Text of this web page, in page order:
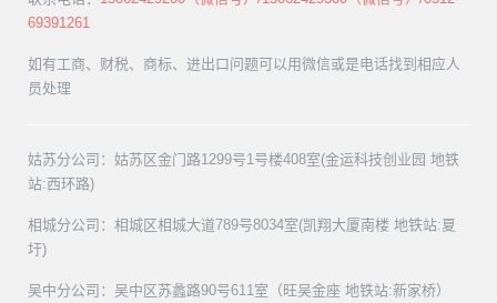
69391261
如有工商、财税、商标、进出口问题可以用微信或是电话找到相应人
员处理
姑苏分公司：姑苏区金门路1299号1号楼408室(金运科技创业园 地铁
站:西环路)
相城分公司：相城区相城大道789号8034室(凯翔大厦南楼 地铁站:夏
圩)
吴中分公司：吴中区苏蠡路90号611室（旺吴金座 地铁站:新家桥）